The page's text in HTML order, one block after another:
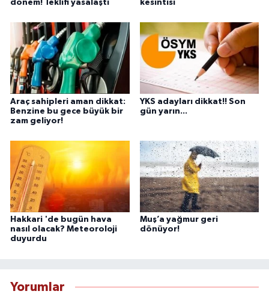
dönem! Teklifi yasalaştı kesintisi
Araç sahipleri aman dikkat:
Benzine bu gece büyük bir
zam geliyor!
YKS adayları dikkat!! Son
gün yarın...
Hakkari 'de bugün hava
nasıl olacak? Meteoroloji
duyurdu
Muş’a yağmur geri
dönüyor!
Yorumlar